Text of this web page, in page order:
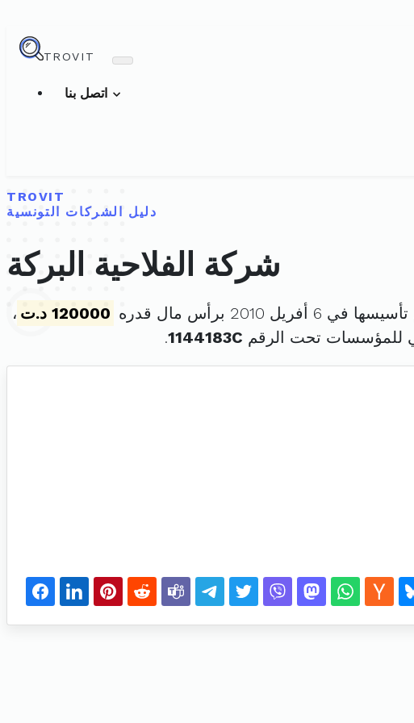
TROVIT
TROVIT
دليل الشركات التونسية
شركة الفلاحية البركة
في 6 أفريل 2010 برأس مال قدره 120000 د.ت
،
للمؤسسات تحت الرقم 1144183C
.